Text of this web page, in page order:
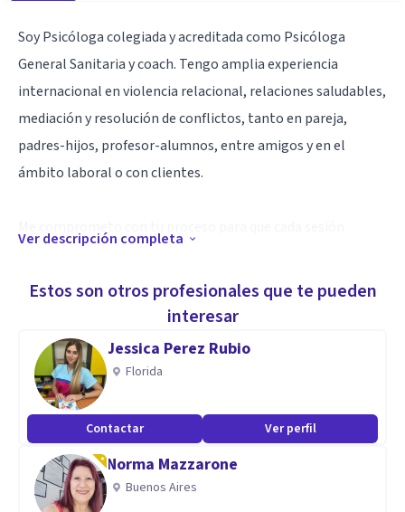
Soy Psicóloga colegiada y acreditada como Psicóloga
General Sanitaria y coach. Tengo amplia experiencia
internacional en violencia relacional, relaciones saludables,
mediación y resolución de conflictos, tanto en pareja,
padres-hijos, profesor-alumnos, entre amigos y en el
ámbito laboral o con clientes.
foco en aquello que te está dificultando disfrutar de
relaciones gratificantes con tus seres queridos o tus
compañeros/empleados/clientes para mejorar tus
relaciones y tu bienestar.
Ofrezco análisis de procesos comunicativos en empresas de
servicios y propuesta de mejoras de los canales de
comunicación interna.
Ver descripción completa
Estos son otros profesionales que te pueden
interesar
Jessica Perez Rubio
Florida
Contactar Ver perfil
Norma Mazzarone
Buenos Aires